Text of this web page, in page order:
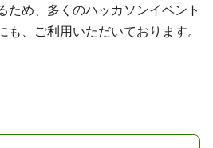
ため、多くのハッカソンイベント
、ご利用いただいております。